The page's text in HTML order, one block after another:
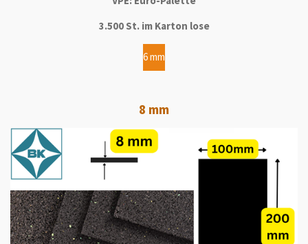
3.500 St. im Karton lose
6 mm
8 mm